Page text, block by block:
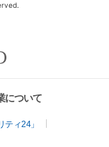
について
ィ24」